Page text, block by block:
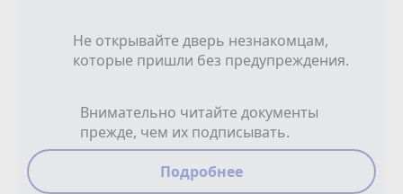
Не открывайте дверь незнакомцам,
которые пришли без предупреждения.
Внимательно читайте документы
прежде, чем их подписывать.
Подробнее